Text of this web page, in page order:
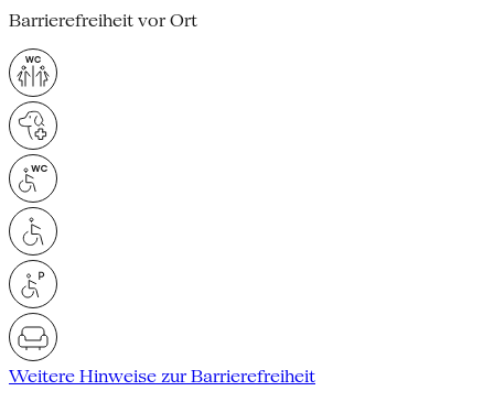
Barrierefreiheit vor Ort
Weitere Hinweise zur Barrierefreiheit